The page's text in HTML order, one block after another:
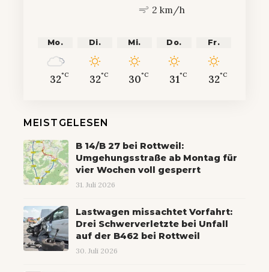
2 km/h
Mo.
32°C
Di.
32°C
Mi.
30°C
Do.
31°C
Fr.
32°C
MEISTGELESEN
B 14/B 27 bei Rottweil:
Umgehungsstraße ab Montag für
vier Wochen voll gesperrt
31. Juli 2026
Lastwagen missachtet Vorfahrt:
Drei Schwerverletzte bei Unfall
auf der B462 bei Rottweil
30. Juli 2026